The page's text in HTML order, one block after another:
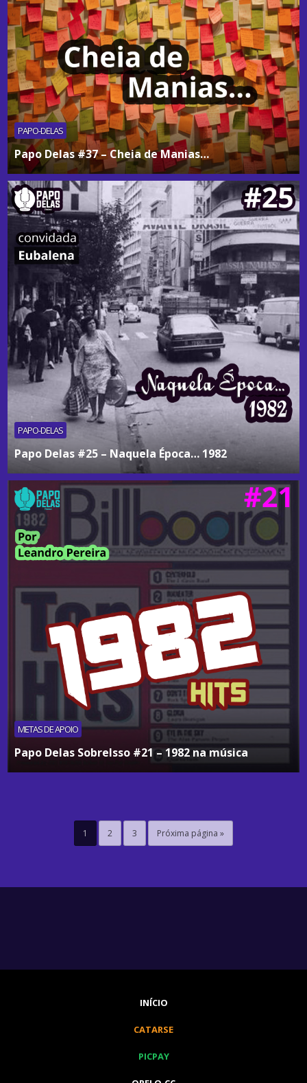
PAPO-DELAS
Papo Delas #37 – Cheia de Manias…
PAPO-DELAS
Papo Delas #25 – Naquela Época… 1982
METAS DE APOIO
Papo Delas SobreIsso #21 – 1982 na música
1 2 3 Próxima página »
INÍCIO
CATARSE
PICPAY